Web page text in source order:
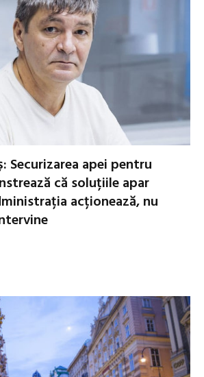
Securizarea apei pentru
că soluțiile apar
acționează, nu